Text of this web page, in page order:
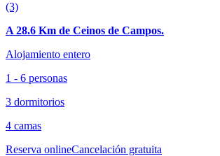
(3)
A 28.6 Km de Ceinos de Campos.
Alojamiento entero
1 - 6 personas
3 dormitorios
4 camas
Reserva onlineCancelación gratuita